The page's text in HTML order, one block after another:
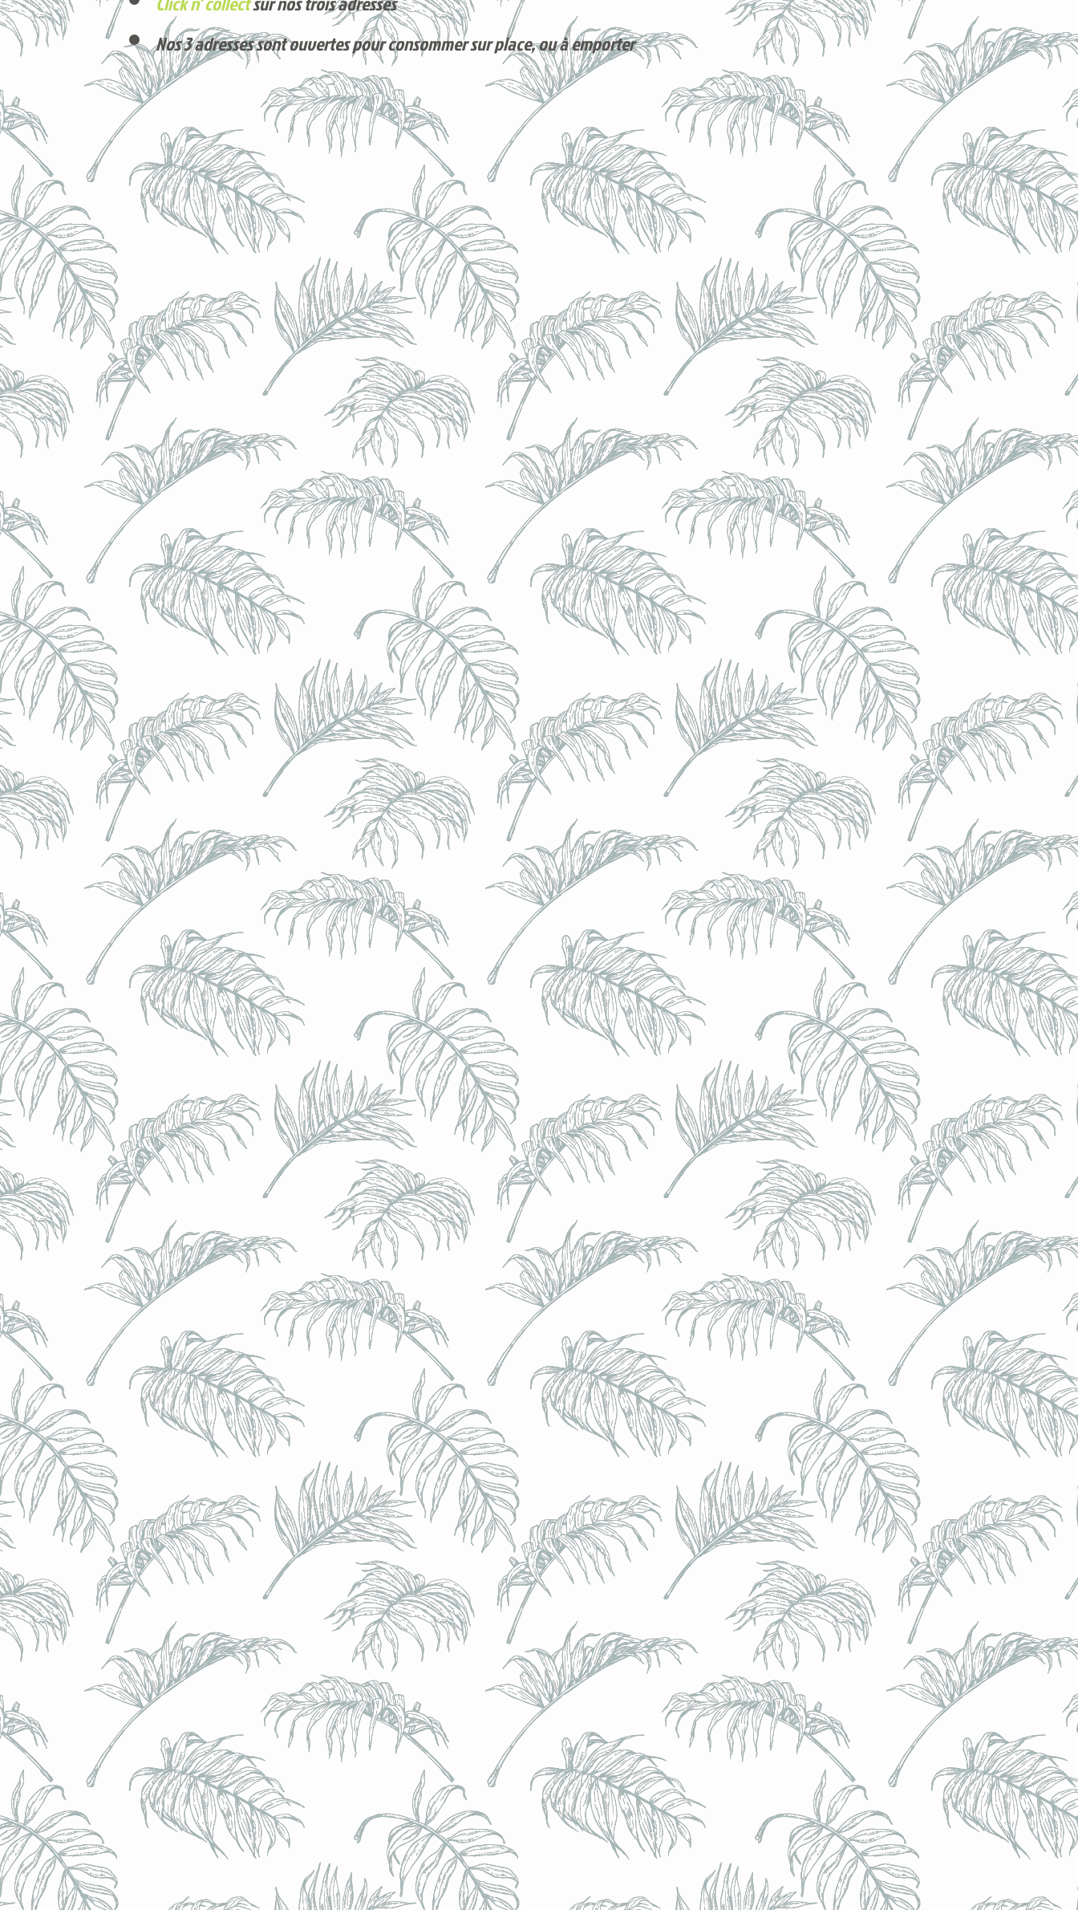
Nos 3 adresses sont ouvertes pour consommer sur place, ou à emporter
Voici nos derniers arrivages !
Produits phares
BRULO (UK) - King For A Day NEIPA - (Sans Alcool) - 0,5% - Canette 33cl
BRULO (UK) - King For A Day NEIPA - (Sans Alcool) - 0,5% - Canette 33cl
Achat immédiat